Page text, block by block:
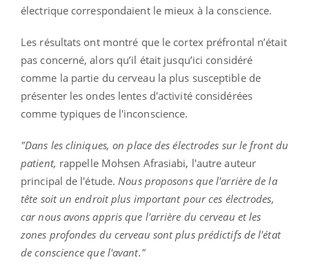
électrique correspondaient le mieux à la conscience.
Les résultats ont montré que le cortex préfrontal n’était
pas concerné, alors qu’il était jusqu’ici considéré
comme la partie du cerveau la plus susceptible de
présenter les ondes lentes d'activité considérées
comme typiques de l'inconscience.
"Dans les cliniques, on place des électrodes sur le front du
patient, rappelle Mohsen Afrasiabi, l'autre auteur
principal de l'étude. Nous proposons que l'arrière de la
tête soit un endroit plus important pour ces électrodes,
car nous avons appris que l'arrière du cerveau et les
zones profondes du cerveau sont plus prédictifs de l'état
de conscience que l'avant."